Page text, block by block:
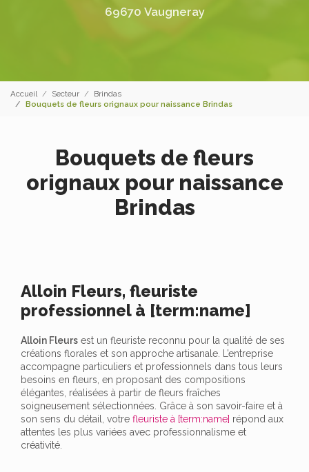
69670 Vaugneray
Accueil Secteur
Brindas
Bouquets de fleurs orignaux pour naissance Brindas
Bouquets de fleurs
orignaux pour naissance
Brindas
Alloin Fleurs, fleuriste
professionnel à [term:name]
Alloin Fleurs est un fleuriste reconnu pour la qualité de ses
créations florales et son approche artisanale. L’entreprise
accompagne particuliers et professionnels dans tous leurs
besoins en fleurs, en proposant des compositions
élégantes, réalisées à partir de fleurs fraîches
soigneusement sélectionnées. Grâce à son savoir-faire et à
son sens du détail, votre fleuriste à [term:name] répond aux
attentes les plus variées avec professionnalisme et
créativité.